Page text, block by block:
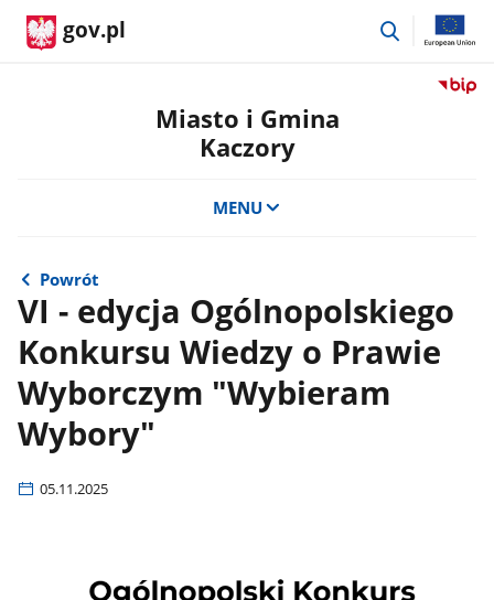
gov.pl
przejdź
Przejdź
Miasto i Gmina
Kaczory
MENU
Powrót
VI - edycja Ogólnopolskiego
Konkursu Wiedzy o Prawie
Wyborczym "Wybieram
Wybory"
05.11.2025